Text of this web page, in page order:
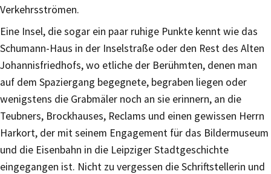
Verkehrsströmen.
Eine Insel, die sogar ein paar ruhige Punkte kennt wie das
Schumann-Haus in der Inselstraße oder den Rest des Alten
Johannisfriedhofs, wo etliche der Berühmten, denen man
auf dem Spaziergang begegnete, begraben liegen oder
wenigstens die Grabmäler noch an sie erinnern, an die
Teubners, Brockhauses, Reclams und einen gewissen Herrn
Harkort, der mit seinem Engagement für das Bildermuseum
und die Eisenbahn in die Leipziger Stadtgeschichte
eingegangen ist. Nicht zu vergessen die Schriftstellerin und